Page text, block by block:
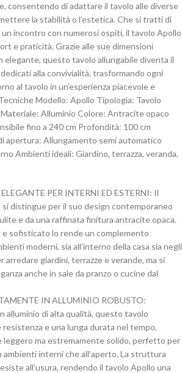
consentendo di adattare il tavolo alle diverse
la stabilità o l’estetica. Che si tratti di
incontro con numerosi ospiti, il tavolo Apollo
e praticità. Grazie alle sue dimensioni
elegante, questo tavolo allungabile diventa il
alla convivialità, trasformando ogni
al tavolo in un’esperienza piacevole e
Modello: Apollo Tipologia: Tavolo
Alluminio Colore: Antracite opaco
fino a 240 cm Profondità: 100 cm
apertura: Allungamento semi automatico
Ambienti ideali: Giardino, terrazza, veranda,
PER INTERNI ED ESTERNI: Il
distingue per il suo design contemporaneo
e da una raffinata finitura antracite opaca.
sofisticato lo rende un complemento
moderni, sia all’interno della casa sia negli
arredare giardini, terrazze e verande, ma si
anche in sale da pranzo o cucine dal
IN ALLUMINIO ROBUSTO:
alluminio di alta qualità, questo tavolo
resistenza e una lunga durata nel tempo.
leggero ma estremamente solido, perfetto per
ambienti interni che all’aperto. La struttura
all’usura, rendendo il tavolo Apollo una